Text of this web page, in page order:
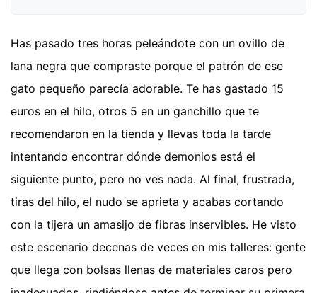
Has pasado tres horas peleándote con un ovillo de
lana negra que compraste porque el patrón de ese
gato pequeño parecía adorable. Te has gastado 15
euros en el hilo, otros 5 en un ganchillo que te
recomendaron en la tienda y llevas toda la tarde
intentando encontrar dónde demonios está el
siguiente punto, pero no ves nada. Al final, frustrada,
tiras del hilo, el nudo se aprieta y acabas cortando
con la tijera un amasijo de fibras inservibles. He visto
este escenario decenas de veces en mis talleres: gente
que llega con bolsas llenas de materiales caros pero